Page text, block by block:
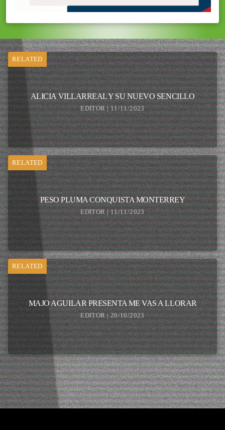
RELATED
ALICIA VILLARREAL Y SU NUEVO SENCILLO
EDITOR | 11/11/2023
RELATED
PESO PLUMA CONQUISTA MONTERREY
EDITOR | 11/11/2023
RELATED
MAJO AGUILAR PRESENTA ME VAS A LLORAR
EDITOR | 20/10/2023